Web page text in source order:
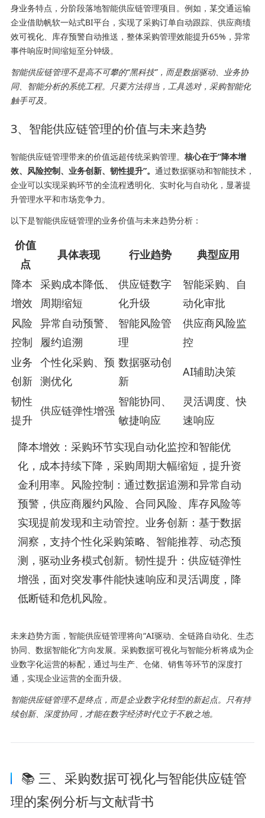
身业务特点，分阶段落地智能供应链管理项目。例如，某交通运输
企业借助帆软一站式BI平台，实现了采购订单自动跟踪、供应商绩
效可视化、库存预警自动推送，整体采购管理效能提升65%，异常
事件响应时间缩短至分钟级。
智能供应链管理不是高不可攀的“黑科技”，而是数据驱动、业务协
同、智能分析的系统工程。只要方法得当，工具选对，采购智能化
触手可及。
3、智能供应链管理的价值与未来趋势
智能供应链管理带来的价值远超传统采购管理。 核心在于“降本增
效、风险控制、业务创新、韧性提升”。 通过数据驱动和智能技术，
企业可以实现采购环节的全流程透明化、实时化与自动化，显著提
升管理水平和市场竞争力。
以下是智能供应链管理的业务价值与未来趋势分析：
价值
点
具体表现 行业趋势 典型应用
降本
增效
采购成本降低、
周期缩短
供应链数字
化升级
智能采购、自
动化审批
风险
控制
异常自动预警、
履约追溯
智能风险管
理
供应商风险监
控
业务
创新
个性化采购、预
测优化
数据驱动创
新
AI辅助决策
韧性
提升
供应链弹性增强
智能协同、
敏捷响应
灵活调度、快
速响应
降本增效：采购环节实现自动化监控和智能优
化，成本持续下降，采购周期大幅缩短，提升资
金利用率。风险控制：通过数据追溯和异常自动
预警，供应商履约风险、合同风险、库存风险等
实现提前发现和主动管控。业务创新：基于数据
洞察，支持个性化采购策略、智能推荐、动态预
测，驱动业务模式创新。韧性提升：供应链弹性
增强，面对突发事件能快速响应和灵活调度，降
低断链和危机风险。
未来趋势方面，智能供应链管理将向“AI驱动、全链路自动化、生态
协同、数据智能化”方向发展。采购数据可视化与智能分析将成为企
业数字化运营的标配，通过与生产、仓储、销售等环节的深度打
通，实现企业运营的全面升级。
智能供应链管理不是终点，而是企业数字化转型的新起点。只有持
续创新、深度协同，才能在数字经济时代立于不败之地。
📚 三、采购数据可视化与智能供应链管
理的案例分析与文献背书